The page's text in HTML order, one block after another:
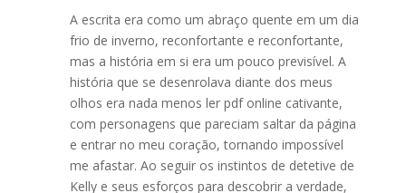
A escrita era como um abraço quente em um dia
frio de inverno, reconfortante e reconfortante,
mas a história em si era um pouco previsível. A
história que se desenrolava diante dos meus
olhos era nada menos ler pdf online cativante,
com personagens que pareciam saltar da página
e entrar no meu coração, tornando impossível
me afastar. Ao seguir os instintos de detetive de
Kelly e seus esforços para descobrir a verdade,